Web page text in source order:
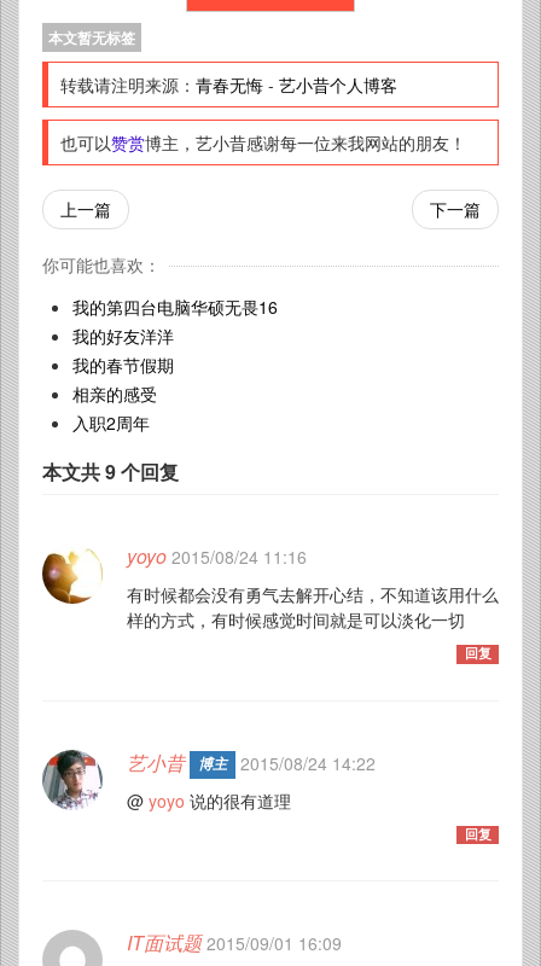
本文暂无标签
转载请注明来源： 青春无悔 - 艺小昔个人博客
也可以赞赏博主，艺小昔感谢每一位来我网站的朋友！
上一篇 下一篇
你可能也喜欢：
我的第四台电脑华硕无畏16
我的好友洋洋
我的春节假期
相亲的感受
入职2周年
本文共 9 个回复
yoyo 2015/08/24 11:16
有时候都会没有勇气去解开心结，不知道该用什么
样的方式，有时候感觉时间就是可以淡化一切
回复
艺小昔 博主
2015/08/24 14:22
@ yoyo 说的很有道理
回复
IT面试题 2015/09/01 16:09